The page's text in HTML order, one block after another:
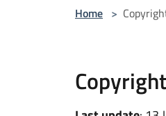
Home >
Copyright